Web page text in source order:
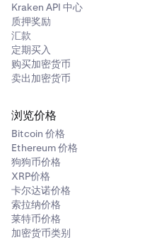
Kraken API 中心
质押奖励
汇款
定期买入
购买加密货币
卖出加密货币
浏览价格
Bitcoin 价格
Ethereum 价格
狗狗币价格
XRP价格
卡尔达诺价格
索拉纳价格
莱特币价格
加密货币类别